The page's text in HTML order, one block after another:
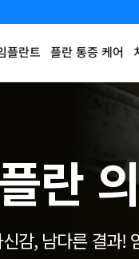
플란트 플란 통증 케어
플란
감, 남다른 결과!